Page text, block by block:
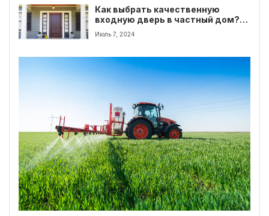
Как выбрать качественную
входную дверь в частный дом?
Виды, особенности, советы по
выбору
Июль 7, 2024